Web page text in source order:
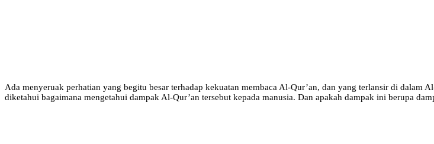
Ada menyeruak perhatian yang begitu besar terhadap kekuatan membaca Al-Qur’an, dan yang terlansir di dalam
diketahui bagaimana mengetahui dampak Al-Qur’an tersebut kepada manusia. Dan apakah dampak ini berupa